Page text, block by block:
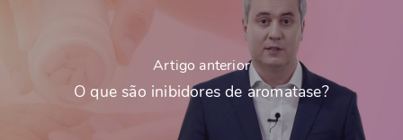
Artigo anterior
O que são inibidores de aromatase?